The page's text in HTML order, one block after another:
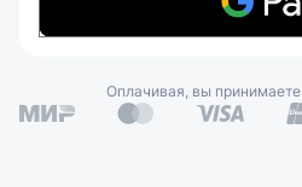
Оплачивая, вы принимаете